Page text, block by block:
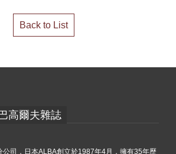
Back to List
高爾夫雜誌
公司，日本ALBA創立於1987年4月，擁有35年歷